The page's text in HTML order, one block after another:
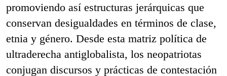
promoviendo así estructuras jerárquicas que
conservan desigualdades en términos de clase,
etnia y género. Desde esta matriz política de
ultraderecha antiglobalista, los neopatriotas
conjugan discursos y prácticas de contestación